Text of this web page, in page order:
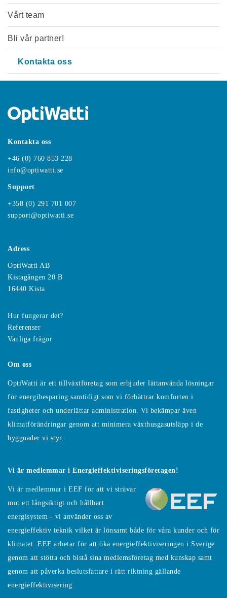
Vårt team
Bli vår partner!
Kontakta oss
Kontakta oss
+46 (0) 760 853 228
info@optiwatti.se
Support
+358 (0) 291 701 007
support@optiwatti.se
Adress
OptiWatti AB
Kistagången 20 B
16440 Kista
Hur fungerar det?
Referenser
Vanliga frågor
Om oss
OptiWatti är ett tillväxtföretag som erbjuder lättanvända lösningar
för energibesparing samtidigt som vi förbättrar komforten i
fastigheter och underlättar administration. Vi bekämpar även
klimatförändringar genom att minimera växthusgasutsläpp i de
byggnader vi styr.
Vi är medlemmar i Energieffektiviseringsföretagen!
Vi är medlemmar i EEF för att vi strävar
mot ett långsiktigt och hållbart
energisystem - vi använder oss av
energieffektiv teknik vilket är lönsamt både för våra kunder och för
klimatet. EEF arbetar för att öka energieffektiviseringen i Sverige
genom att stötta och bistå sina medlemsföretag med kunskap samt
genom att påverka beslutsfattare i rätt riktning gällande
energieffektivisering.